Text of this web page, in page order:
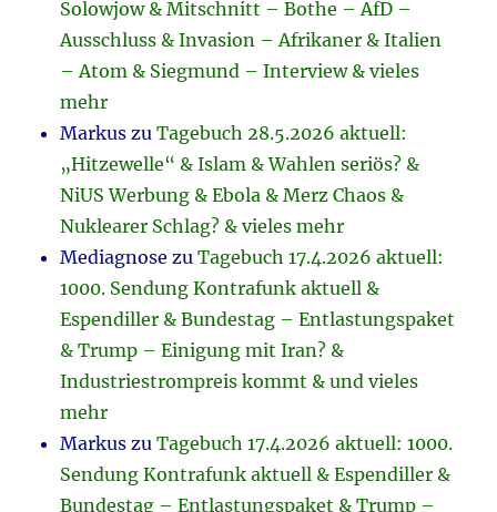
Solowjow & Mitschnitt – Bothe – AfD –
Ausschluss & Invasion – Afrikaner & Italien
– Atom & Siegmund – Interview & vieles
mehr
Markus zuTagebuch 28.5.2026 aktuell:
„Hitzewelle“ & Islam & Wahlen seriös? &
NiUS Werbung & Ebola & Merz Chaos &
Nuklearer Schlag? & vieles mehr
Mediagnose zuTagebuch 17.4.2026 aktuell:
1000. Sendung Kontrafunk aktuell &
Espendiller & Bundestag – Entlastungspaket
& Trump – Einigung mit Iran? &
Industriestrompreis kommt & und vieles
mehr
Markus zuTagebuch 17.4.2026 aktuell: 1000.
Sendung Kontrafunk aktuell & Espendiller &
Bundestag – Entlastungspaket & Trump –